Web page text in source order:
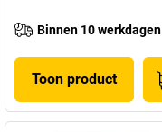
Binnen 10 werkdagen
Toon product